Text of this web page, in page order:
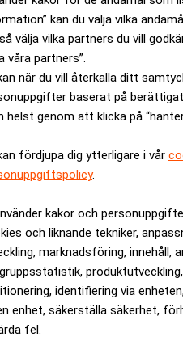
kan du välja vilka
välja vilka partners du vill
våra partners”.
när du vill återkalla ditt
baserat på
helst genom att klicka på
fördjupa dig ytterligare i vår
.
kakor och
och liknande tekniker,
marknadsföring, innehåll,
identifiering via
enhet, säkerställa säkerhet,
fel.
och presenterar lite
relativt höga beroende på
Bengt Fritiofssons
inte göra, men jag kan
vill man kanske även ha